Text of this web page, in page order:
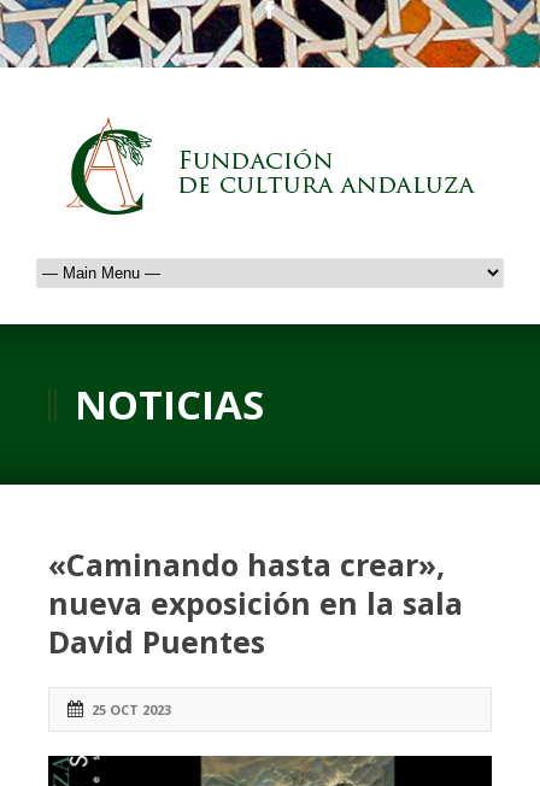
NOTICIAS
«Caminando hasta crear»,
nueva exposición en la sala
David Puentes
25 OCT 2023